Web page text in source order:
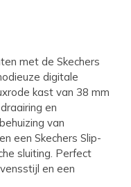
met de Skechers
digitale
kast van 38 mm
en
van
een Skechers Slip-
sluiting. Perfect
en een